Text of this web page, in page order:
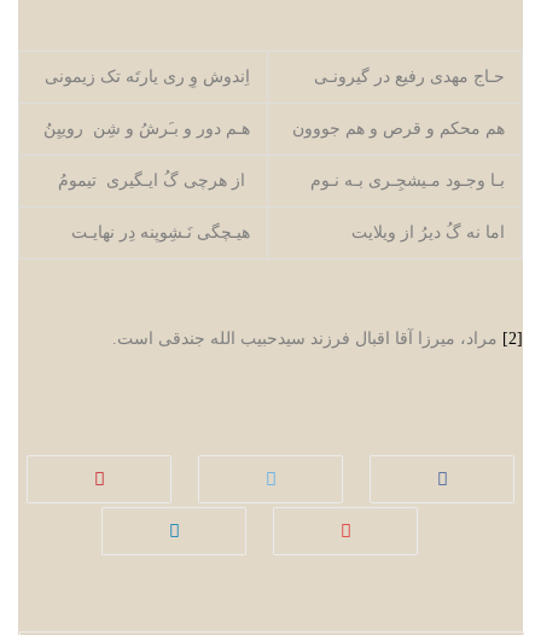
حـاج مهدی رفیع در گیرونـی اِندوش وِ ری یارتَه تک زیمونی
هم محکم و قرص و هم جووون هـم دور و بـَرشُ و شِن روییِنُ
بـا وجـود مـیشجِـری بـه نـوم از هرچی گُ ایـگیری تیمومُ
اما نه گُ دیرُ از ویلایت هیـچگی نَـشِوپنه دِر نهایـت
[2] مراد، میرزا آقا اقبال فرزند سیدحبیب الله جندقی است.